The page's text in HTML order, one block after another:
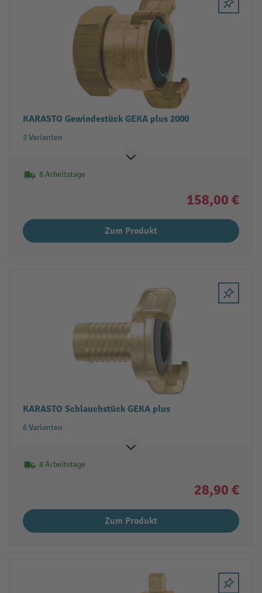
KARASTO Gewindestück GEKA plus 2000
2 Varianten
8 Arbeitstage
158,00 €
Zum Produkt
KARASTO Schlauchstück GEKA plus
6 Varianten
8 Arbeitstage
28,90 €
Zum Produkt